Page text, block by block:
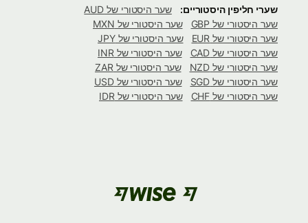
שערי חליפין היסטוריים:
שער היסטורי של AUD
שער היסטורי של GBP
שער היסטורי של MXN
שער היסטורי של EUR
שער היסטורי של JPY
שער היסטורי של CAD
שער היסטורי של INR
שער היסטורי של NZD
שער היסטורי של ZAR
שער היסטורי של SGD
שער היסטורי של USD
שער היסטורי של CHF
שער היסטורי של IDR